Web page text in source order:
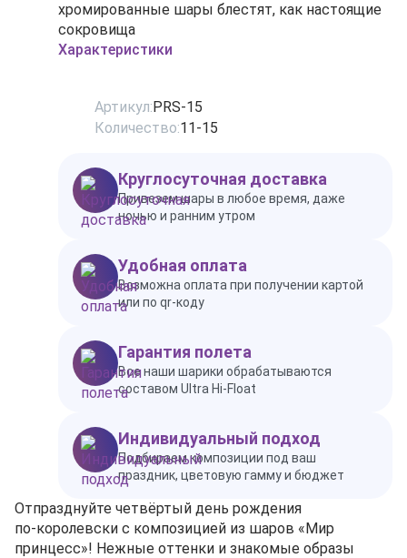
хромированные шары блестят, как настоящие
сокровища
Характеристики
Артикул:PRS-15
Количество:11-15
Круглосуточная доставка
Привезем шары в любое время, даже
ночью и ранним утром
Удобная оплата
Возможна оплата при получении картой
или по qr-коду
Гарантия полета
Все наши шарики обрабатываются
составом Ultra Hi-Float
Индивидуальный подход
Подбираем композиции под ваш
праздник, цветовую гамму и бюджет
Отпразднуйте четвёртый день рождения
по‑королевски с композицией из шаров «Мир
принцесс»! Нежные оттенки и знакомые образы